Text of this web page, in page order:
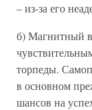
– из-за его
б) Магнитный
торпеды.
в основном
шансов на